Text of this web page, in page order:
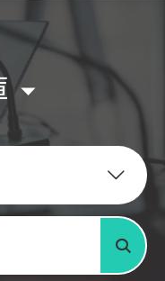
搜尋